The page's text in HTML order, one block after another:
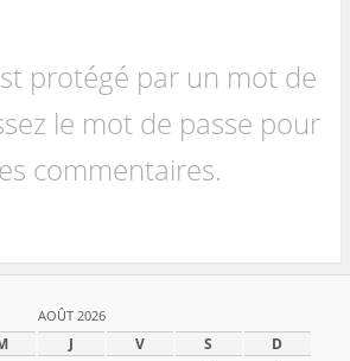
protégé par un mot de
le mot de passe pour
commentaires.
AOÛT 2026
J V S D